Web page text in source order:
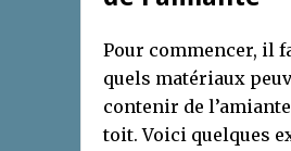
Pour commencer, il
quels matériaux
contenir de
toit. Voici quelques